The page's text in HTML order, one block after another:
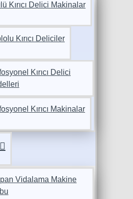
Kırıcı Delici Makinalar
Kırıcı Deliciler
Kırıcı Delici
Kırıcı Makinalar
Vidalama Makine